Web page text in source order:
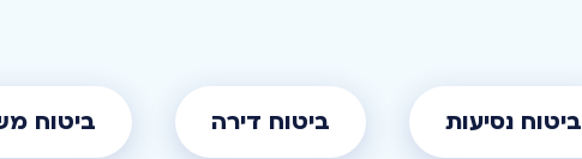
ביטוח נסיעות ביטוח דירה ביטוח